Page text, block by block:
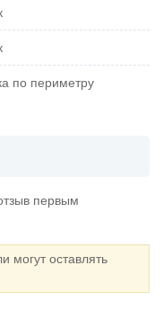
по периметру
первым
могут оставлять